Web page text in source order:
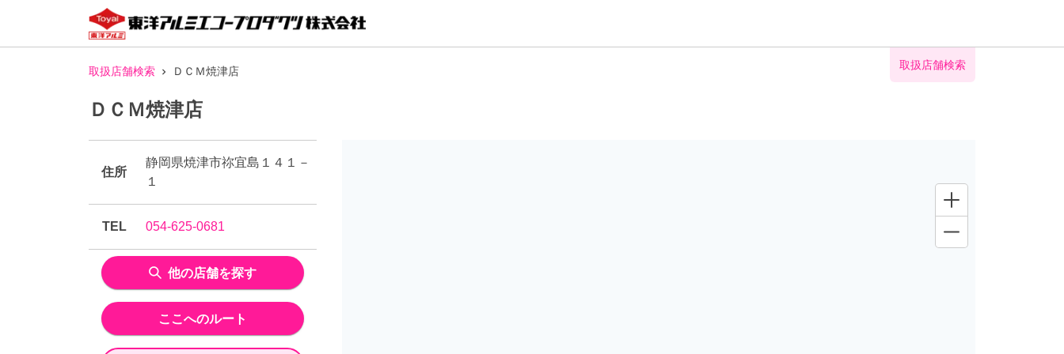
取扱店舗検索 ＤＣＭ焼津店 取扱店舗検索
ＤＣＭ焼津店
住所
静岡県焼津市祢宜島１４１－
１
TEL 054-625-0681
他の店舗を探す
ここへのルート